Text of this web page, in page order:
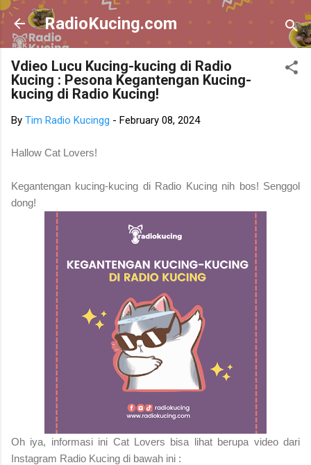
Skip to main content
RadioKucing.com
Vdieo Lucu Kucing-kucing di Radio
Kucing : Pesona Kegantengan Kucing-
kucing di Radio Kucing!
By Tim Radio Kucingg - February 08, 2024
Hallow Cat Lovers!
Kegantengan kucing-kucing di Radio Kucing nih bos! Senggol
dong!
Oh iya, informasi ini Cat Lovers bisa lihat berupa video dari
Instagram Radio Kucing di bawah ini :